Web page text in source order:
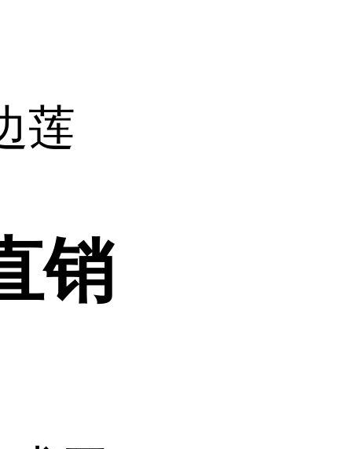
莲
销